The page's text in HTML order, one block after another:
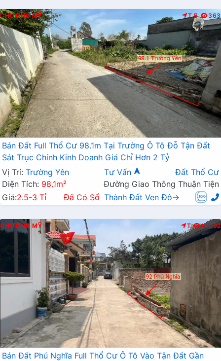
CHƯƠNG MỸ T.B 363
Bán Đất Full Thổ Cư 98.1m Tại Trường Ô Tô Đỗ Tận Đất
Sát Trục Chính Kinh Doanh Giá Chỉ Hơn 2 Tỷ
Vị Trí: Trường Yên Tư Vấn
Đất Thổ Cư
Diện Tích: 98.1m²
Đường Giao Thông Thuận Tiện
Giá:2.5-3 Tỉ Đã Có Sổ Thành Đất Ven Đô→
CHƯƠNG MỸ T 13092
Bán Đất Phú Nghĩa Full Thổ Cư Ô Tô Vào Tận Đất Gần